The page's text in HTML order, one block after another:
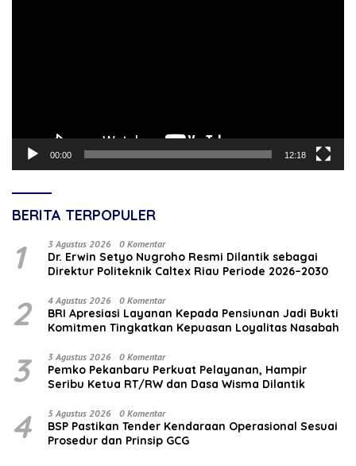
00:00 12:18
BERITA TERPOPULER
1 3 Agustus 2026 0 Komentar
‎Dr. Erwin Setyo Nugroho Resmi Dilantik sebagai
Direktur Politeknik Caltex Riau Periode 2026–2030
2 4 Agustus 2026 0 Komentar
BRI Apresiasi Layanan Kepada Pensiunan Jadi Bukti
Komitmen Tingkatkan Kepuasan Loyalitas Nasabah
3 3 Agustus 2026 0 Komentar
Pemko Pekanbaru Perkuat Pelayanan, Hampir
Seribu Ketua RT/RW dan Dasa Wisma Dilantik
4 5 Agustus 2026 0 Komentar
BSP Pastikan Tender Kendaraan Operasional Sesuai
Prosedur dan Prinsip GCG